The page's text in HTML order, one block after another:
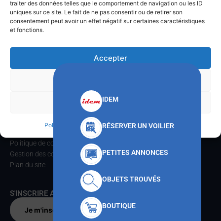
traiter des données telles que le comportement de navigation ou les ID
uniques sur ce site. Le fait de ne pas consentir ou de retirer son
consentement peut avoir un effet négatif sur certaines caractéristiques
et fonctions.
Accepter
Voir les préférences
Politique de cookiesPolitique de confidentialités
IDEM
RÉSERVER UN VOILIER
PETITES ANNONCES
OBJETS TROUVÉS
BOUTIQUE
Téléphone: 04.22.42.06.37
ACCUEIL
Communications
Activités voiles
INFORMATIONS
Politique de confidentialités
Gestion des cookies
Plan du site
S'INSCRIRE AU CNMT
Je m'inscris par